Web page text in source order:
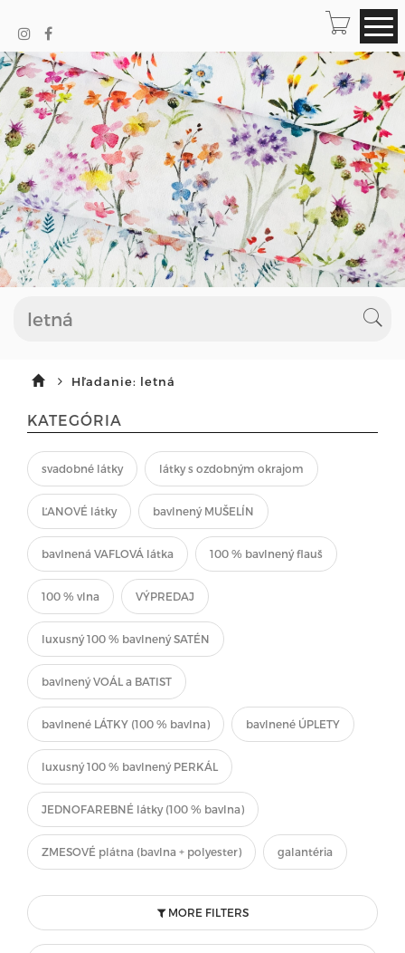
Hľadanie: letná
KATEGÓRIA
svadobné látky látky s ozdobným okrajom
ĽANOVÉ látky bavlnený MUŠELÍN
bavlnená VAFLOVÁ látka 100 % bavlnený flauš
100 % vlna VÝPREDAJ
luxusný 100 % bavlnený SATÉN
bavlnený VOÁL a BATIST
bavlnené LÁTKY (100 % bavlna) bavlnené ÚPLETY
luxusný 100 % bavlnený PERKÁL
JEDNOFAREBNÉ látky (100 % bavlna)
ZMESOVÉ plátna (bavlna + polyester) galantéria
MORE FILTERS